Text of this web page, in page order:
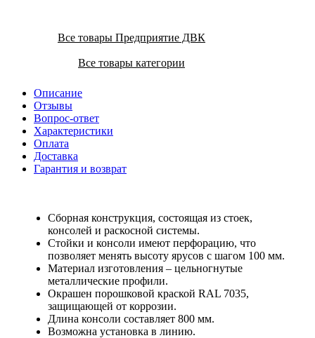
Все товары Предприятие ДВК
Все товары категории
Описание
Отзывы
Вопрос-ответ
Характеристики
Оплата
Доставка
Гарантия и возврат
Сборная конструкция, состоящая из стоек,
консолей и раскосной системы.
Стойки и консоли имеют перфорацию, что
позволяет менять высоту ярусов с шагом 100 мм.
Материал изготовления – цельногнутые
металлические профили.
Окрашен порошковой краской RAL 7035,
защищающей от коррозии.
Длина консоли составляет 800 мм.
Возможна установка в линию.